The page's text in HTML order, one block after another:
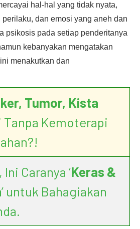
hal-hal yang tidak nyata,
dan emosi yang aneh dan
psikosis pada setiap penderitanya
kebanyakan mengatakan
menakutkan dan
Tumor, Kista
Tanpa Kemoterapi
Caranya ‘Keras &
’ untuk Bahagiakan